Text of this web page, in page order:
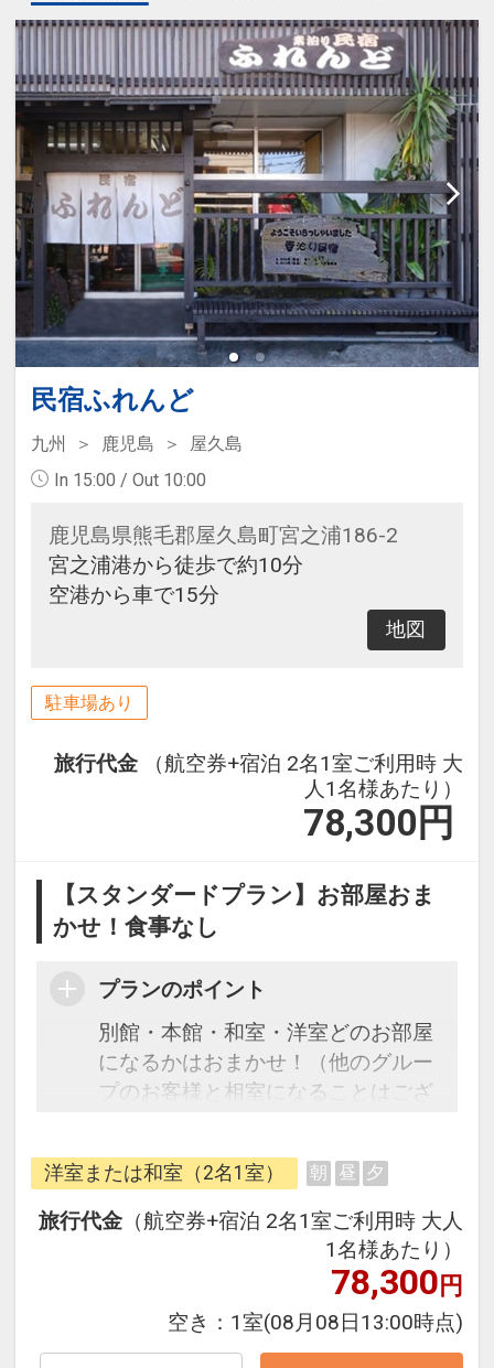
民宿ふれんど
九州 鹿児島
屋久島
In 15:00 / Out 10:00
鹿児島県熊毛郡屋久島町宮之浦186-2
宮之浦港から徒歩で約10分
空港から車で15分
地図
駐車場あり
旅行代金
（航空券+宿泊 2名1室ご利用時 大
人1名様あたり）
78,300 円
【スタンダードプラン】お部屋おま
かせ！食事なし
プランのポイント
別館・本館・和室・洋室どのお部屋
になるかはおまかせ！（他のグルー
プのお客様と相室になることはござ
※満室の場合、同クラスの別の宿へ
ご案内する場合がございます。※
往復の航空券と宿泊がセットになっ
たスタンダードな＜食事なし＞プラ
フライトと宿泊を自由に組み合わせ
できるダイナミックパッケージだか
洋室または和室（2名1室） 朝 昼 夕
旅行代金 （航空券+宿泊 2名1室ご利用時 大人
1名様あたり）
78,300円
空き： 1室(08月08日13:00時点)